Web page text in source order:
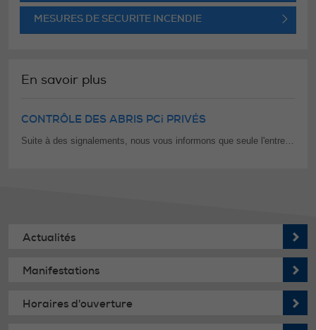
MESURES DE SECURITE INCENDIE
En savoir plus
CONTRÔLE DES ABRIS PCi PRIVÉS
Actualités
Manifestations
Horaires d'ouverture